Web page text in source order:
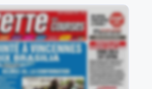
: Révélé d’emblée à ce niveau à 3
20
Programmée pour les handicaps,
une probante